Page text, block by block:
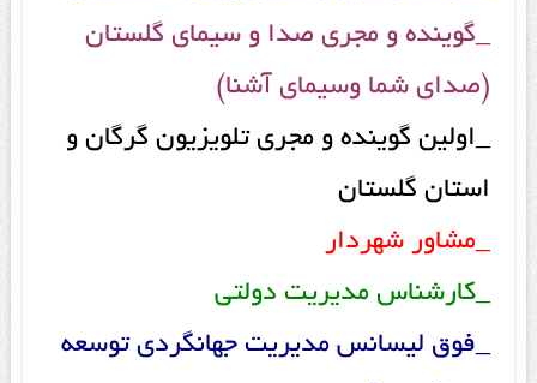
_گوینده و مجری صدا و سیمای گلستان
(صدای شما وسیمای آشنا)
_اولین گوینده و مجری تلویزیون گرگان و
استان گلستان
_مشاور شهردار
_کارشناس مدیریت دولتی
_فوق لیسانس مدیریت جهانگردی توسعه